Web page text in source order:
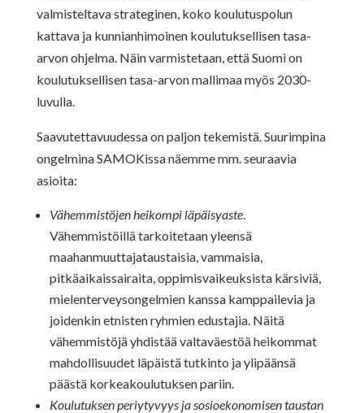
valmisteltava strateginen, koko koulutuspolun
kattava ja kunnianhimoinen koulutuksellisen tasa-
arvon ohjelma. Näin varmistetaan, että Suomi on
koulutuksellisen tasa-arvon mallimaa myös 2030-
luvulla.
Saavutettavuudessa on paljon tekemistä. Suurimpina
ongelmina SAMOKissa näemme mm. seuraavia
asioita:
Vähemmistöjen heikompi läpäisyaste.
Vähemmistöillä tarkoitetaan yleensä
maahanmuuttajataustaisia, vammaisia,
pitkäaikaissairaita, oppimisvaikeuksista kärsiviä,
mielenterveysongelmien kanssa kamppailevia ja
joidenkin etnisten ryhmien edustajia. Näitä
vähemmistöjä yhdistää valtaväestöä heikommat
mahdollisuudet läpäistä tutkinto ja ylipäänsä
päästä korkeakoulutuksen pariin.
Koulutuksen periytyvyys ja sosioekonomisen taustan